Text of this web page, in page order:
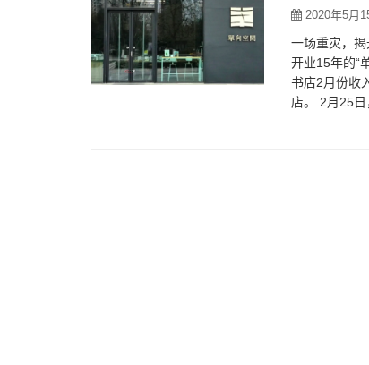
2020年5月
一场重灾，
开业15年的“
书店2月份收
店。 2月25